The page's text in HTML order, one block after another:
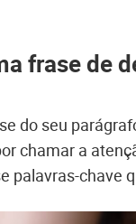
frase de
do seu
chamar a
palavras-chave